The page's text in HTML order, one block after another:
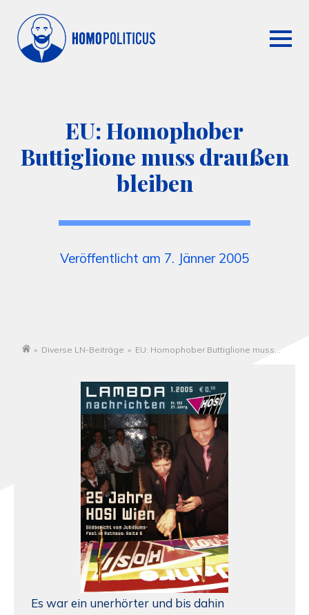
EU: Homophober
Buttiglione muss draußen
bleiben
Veröffentlicht am 7. Jänner 2005
» Diverse LN-Beiträge » EU: Homophober Buttiglione muss
Es war ein unerhörter und bis dahin